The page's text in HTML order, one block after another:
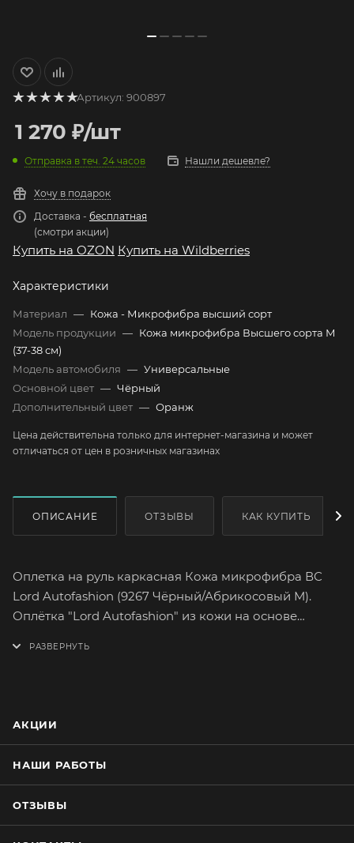
Артикул: 900897
1 270 ₽/шт
Отправка в теч. 24 часов Нашли дешевле?
Хочу в подарок
Доставка - бесплатная
(смотри акции)
Купить на OZON Купить на Wildberries
Характеристики
Материал — Кожа - Микрофибра высший сорт
Модель продукции — Кожа микрофибра Высшего сорта М
(37-38 см)
Модель автомобиля — Универсальные
Основной цвет — Чёрный
Дополнительный цвет — Оранж
Цена действительна только для интернет-магазина и может
отличаться от цен в розничных магазинах
ОПИСАНИЕ ОТЗЫВЫ КАК КУПИТЬ
Оплетка на руль каркасная Кожа микрофибра ВС
Lord Autofashion (9267 Чёрный/Абрикосовый М).
Оплётка "Lord Autofashion" из кожи на основе
Высококачественная микрофибра имеет множество
целостность оригинального материала руля.
форму. Форму оплётки, на протяжении всего срока
АКЦИИ
НАШИ РАБОТЫ
ОТЗЫВЫ